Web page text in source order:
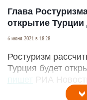
Глава
открытие
6 июня 2021 в 18:28
Ростуризм
Турция будет
пишет
РИА